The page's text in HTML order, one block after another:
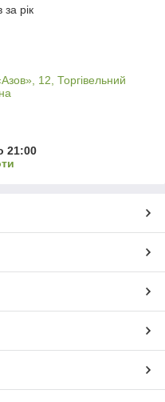
за рік
12, Торгівельний
21:00